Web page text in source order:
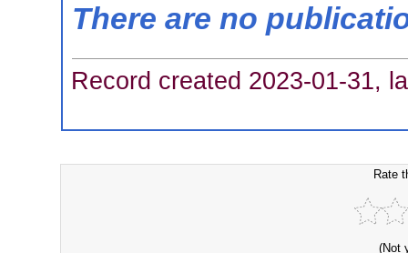
There are no
Record created 2023-01-31,
Rate
(Not